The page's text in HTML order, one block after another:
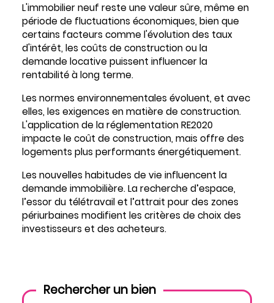
L'immobilier neuf reste une valeur sûre, même en
période de fluctuations économiques, bien que
certains facteurs comme l'évolution des taux
d'intérêt, les coûts de construction ou la
demande locative puissent influencer la
rentabilité à long terme.
Les normes environnementales évoluent, et avec
elles, les exigences en matière de construction.
L'application de la réglementation RE2020
impacte le coût de construction, mais offre des
logements plus performants énergétiquement.
Les nouvelles habitudes de vie influencent la
demande immobilière. La recherche d’espace,
l’essor du télétravail et l’attrait pour des zones
périurbaines modifient les critères de choix des
investisseurs et des acheteurs.
Rechercher un bien